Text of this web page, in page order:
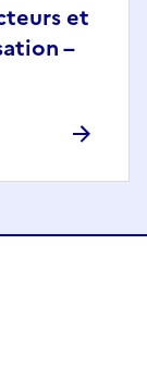
et
–